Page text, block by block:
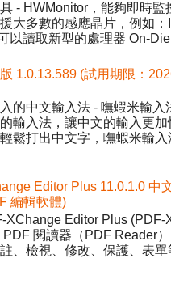
- HWMonitor，能夠即時
大多數的感應晶片，例如
以讀取新型的處理器 On-
1.0.13.589 (試用期限：
的中文輸入法 - 嘸蝦米輸
輸入法，讓中文的輸入更
鬆打出中文字，嘸蝦米輸
Editor Plus 11.0.1.0 中
編輯軟體)
XChange Editor Plus
閱讀器（PDF Reader
、檢視、修改、保護、表單